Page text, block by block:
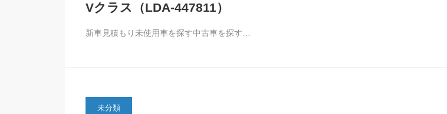
Vクラス（LDA-447811）
新車見積もり未使用車を探す中古車を探す…
未分類